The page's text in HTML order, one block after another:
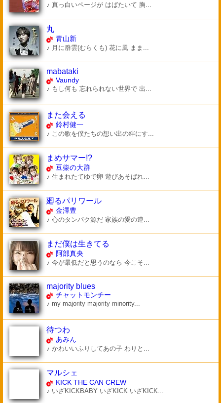
♪ 真っ白いページが はばたいて 胸...
丸
青山新
♪ 月に群雲(むらくも) 花に風 まま...
mabataki
Vaundy
♪ もし何も 忘れられない世界で 出...
また会える
鈴村健一
♪ この歌を僕たちの想い出の絆にす...
まめサマー!?
豆柴の大群
♪ 生まれたてゆで卵 遊びあそばれ...
廻るパリワール
金澤豊
♪ 心のタンパク源だ 家族の愛の連...
まだ僕は生きてる
阿部真央
♪ 今が最低だと思うのなら 今こそ...
majority blues
チャットモンチー
♪ my majority majority minority...
待つわ
あみん
♪ かわいいふりしてあの子 わりと...
マルシェ
KICK THE CAN CREW
♪ いざKICKBABY いざKICK いざKICK...